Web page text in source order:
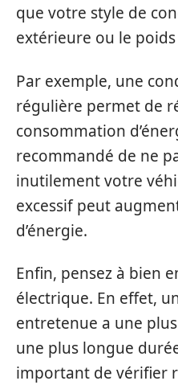
que votre style de
extérieure ou le
Par exemple, une
régulière permet de
consommation
recommandé de ne
inutilement votre
excessif peut
d’énergie.
Enfin, pensez à bien
électrique. En effet,
entretenue a une
une plus longue
important de vérifier